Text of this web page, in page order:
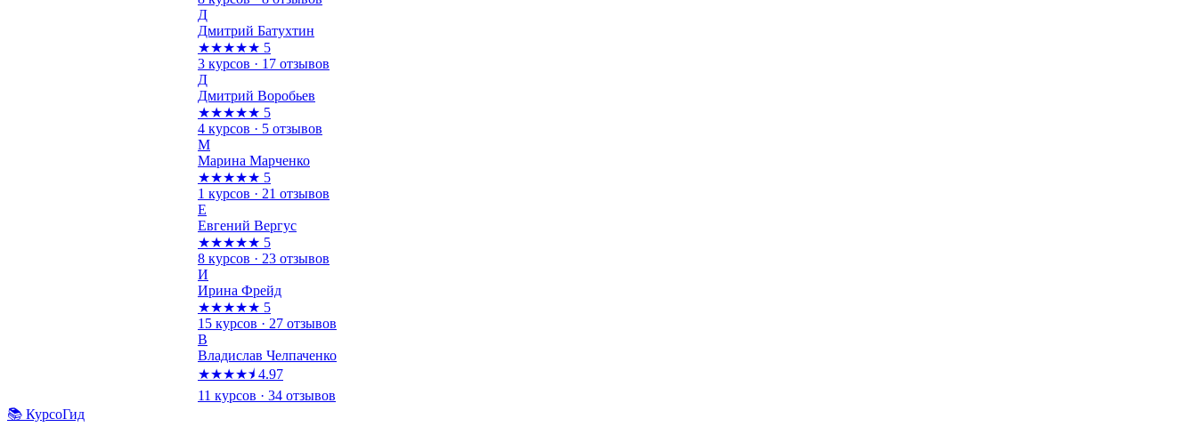
Д
Дмитрий Батухтин
★★★★★ 5
3 курсов · 17 отзывов
Д
Дмитрий Воробьев
★★★★★ 5
4 курсов · 5 отзывов
М
Марина Марченко
★★★★★ 5
1 курсов · 21 отзывов
Е
Евгений Вергус
★★★★★ 5
8 курсов · 23 отзывов
И
Ирина Фрейд
★★★★★ 5
15 курсов · 27 отзывов
В
Владислав Челпаченко
★★★★⯨ 4.97
11 курсов · 34 отзывов
📚 КурсоГид